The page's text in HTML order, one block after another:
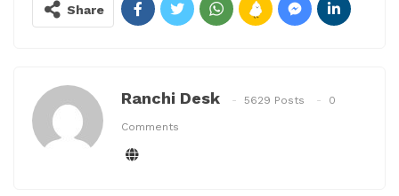
Share
Ranchi Desk 5629 Posts 0
Comments